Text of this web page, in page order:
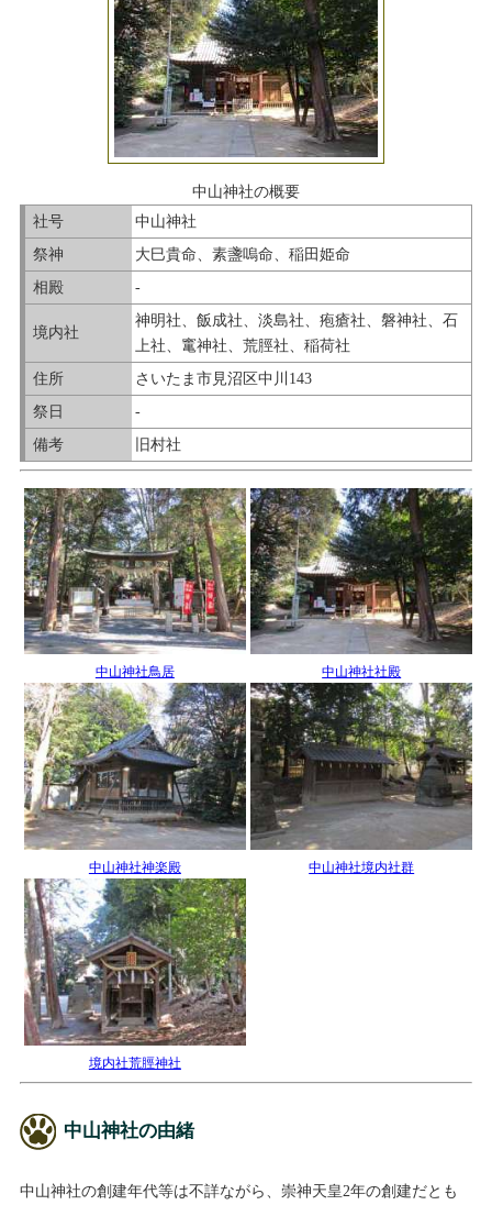
中山神社の概要
社号
中山神社
祭神
大巳貴命、素盞嗚命、稲田姫命
相殿
-
境内社
神明社、飯成社、淡島社、疱瘡社、磐神社、石
上社、竃神社、荒脛社、稲荷社
住所
さいたま市見沼区中川143
祭日
-
備考
旧村社
中山神社鳥居 中山神社社殿
中山神社神楽殿 中山神社境内社群
境内社荒脛神社
中山神社の由緒
中山神社の創建年代等は不詳ながら、崇神天皇2年の創建だとも